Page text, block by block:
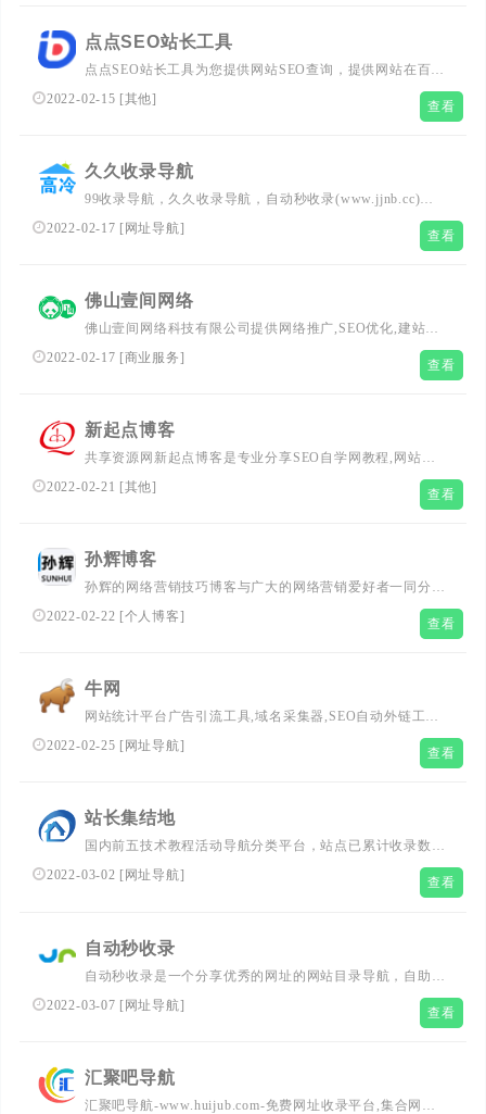
情链接交换工作效率。
点点SEO站长工具
点点SEO站长工具为您提供网站SEO查询，提供网站在百
度,360,搜狗等主流搜索引擎的排名表现。
2022-02-15 [其他] 查看
久久收录导航
99收录导航，久久收录导航，自动秒收录(www.jjnb.cc)免
费向广大站长提供网站目录提交、免费广告位、免费收录网
站、网站收录、内页收录、seo学习、网址分类目录发布、
2022-02-17 [ 网址导航] 查看
佛山壹间网络
佛山壹间网络科技有限公司提供网络推广,SEO优化,建站开
发,小程序App,SEM竞价托管,短视频,电商代运营,美工设计
外包,新媒体运营,品牌策划,网络营销培训,新媒体培训,抖音
2022-02-17 [商业服务] 查看
新起点博客
共享资源网新起点博客是专业分享SEO自学网教程,网站源
码下载,技术分享,个人博客主题,web前端开发,wordpress建
站教程,cms建站教程,网站插件,个人博客模板,精品软件下载
2022-02-21 [其他] 查看
孙辉博客
孙辉的网络营销技巧博客与广大的网络营销爱好者一同分享
网络营销方案、技巧、策划、案例、SEO、网络推广、社会
化媒体营销等网络营销知识。站长朋友们可以去DMOZ中文
2022-02-22 [个人博客] 查看
牛网
网站统计平台广告引流工具,域名采集器,SEO自动外链工具,
百度网盘批量分享,word/excel/txt导入织梦软件
2022-02-25 [ 网址导航] 查看
站长集结地
国内前五技术教程活动导航分类平台，站点已累计收录数千
网站,累计为QQ网民提供多上万次的访问点击,满足用户随时
查找QQ技巧,QQ技术,QQ资讯，SEO,随时查阅最全面最权
2022-03-02 [ 网址导航] 查看
自动秒收录
自动秒收录是一个分享优秀的网址的网站目录导航，自助式
申请加入自动收录，获取高质量的自然流量，赶快加入自动
2022-03-07 [网址导航] 查看
汇聚吧导航
汇聚吧导航-www.huijub.com-免费网址收录平台,集合网址